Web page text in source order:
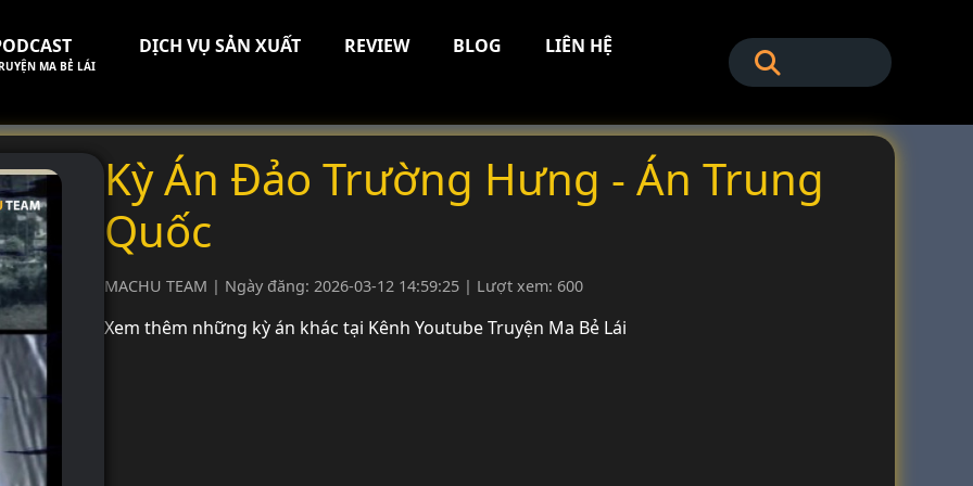
MA BẺ LÁI
DỊCH VỤ SẢN XUẤT REVIEW BLOG LIÊN HỆ
Kỳ Án Đảo Trường Hưng - Án Trung
Quốc
MACHU TEAM | Ngày đăng: 2026-03-12 14:59:25 | Lượt xem: 600
Xem thêm những kỳ án khác tại Kênh Youtube Truyện Ma Bẻ Lái